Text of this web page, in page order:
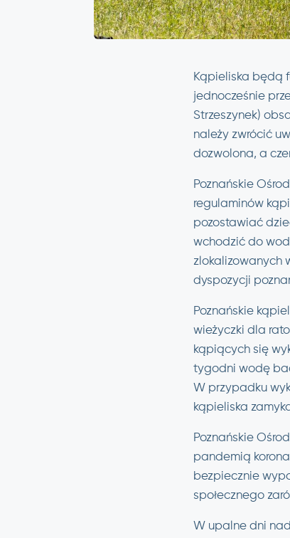
Kąpieliska będą
jednocześnie
Strzeszynek)
należy zwrócić
dozwolona, a
Poznańskie
regulaminów
pozostawiać
wchodzić do
zlokalizowanych
dyspozycji
Poznańskie
wieżyczki dla
kąpiących się
tygodni wodę
W przypadku
kąpieliska
Poznańskie
pandemią
bezpiecznie
społecznego
W upalne dni